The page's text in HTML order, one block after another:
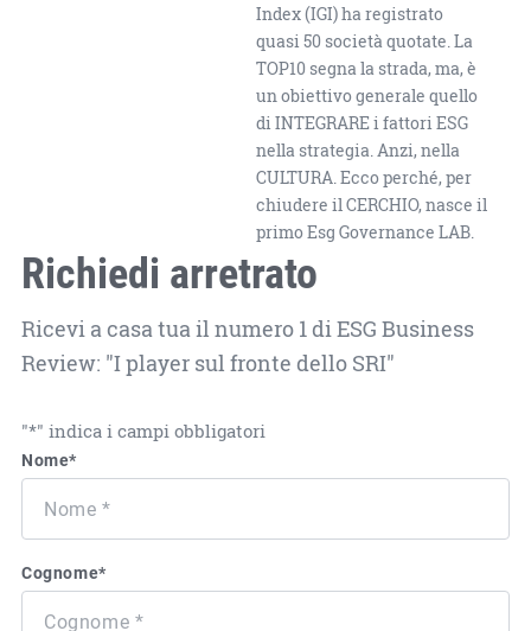
Index (IGI) ha registrato
quasi 50 società quotate. La
TOP10 segna la strada, ma, è
un obiettivo generale quello
di INTEGRARE i fattori ESG
nella strategia. Anzi, nella
CULTURA. Ecco perché, per
chiudere il CERCHIO, nasce il
primo Esg Governance LAB.
Richiedi arretrato
Ricevi a casa tua il numero 1 di ESG Business
Review: "I player sul fronte dello SRI"
"*" indica i campi obbligatori
Nome*
Cognome*